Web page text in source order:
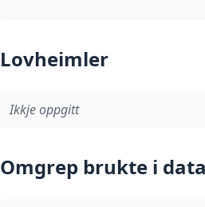
Lovheimler
Ikkje oppgitt
Omgrep brukte i